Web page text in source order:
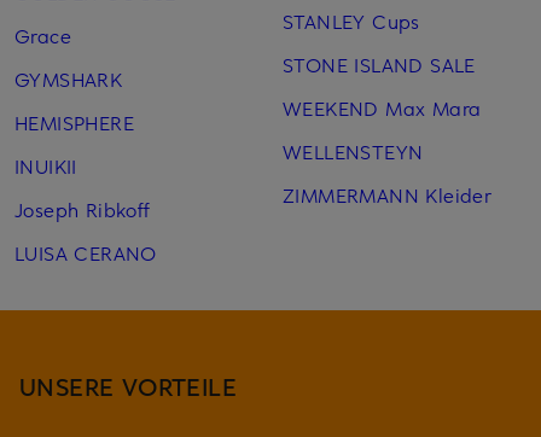
Grace
GYMSHARK
HEMISPHERE
INUIKII
Joseph Ribkoff
LUISA CERANO
STANLEY Cups
STONE ISLAND SALE
WEEKEND Max Mara
WELLENSTEYN
ZIMMERMANN Kleider
UNSERE VORTEILE